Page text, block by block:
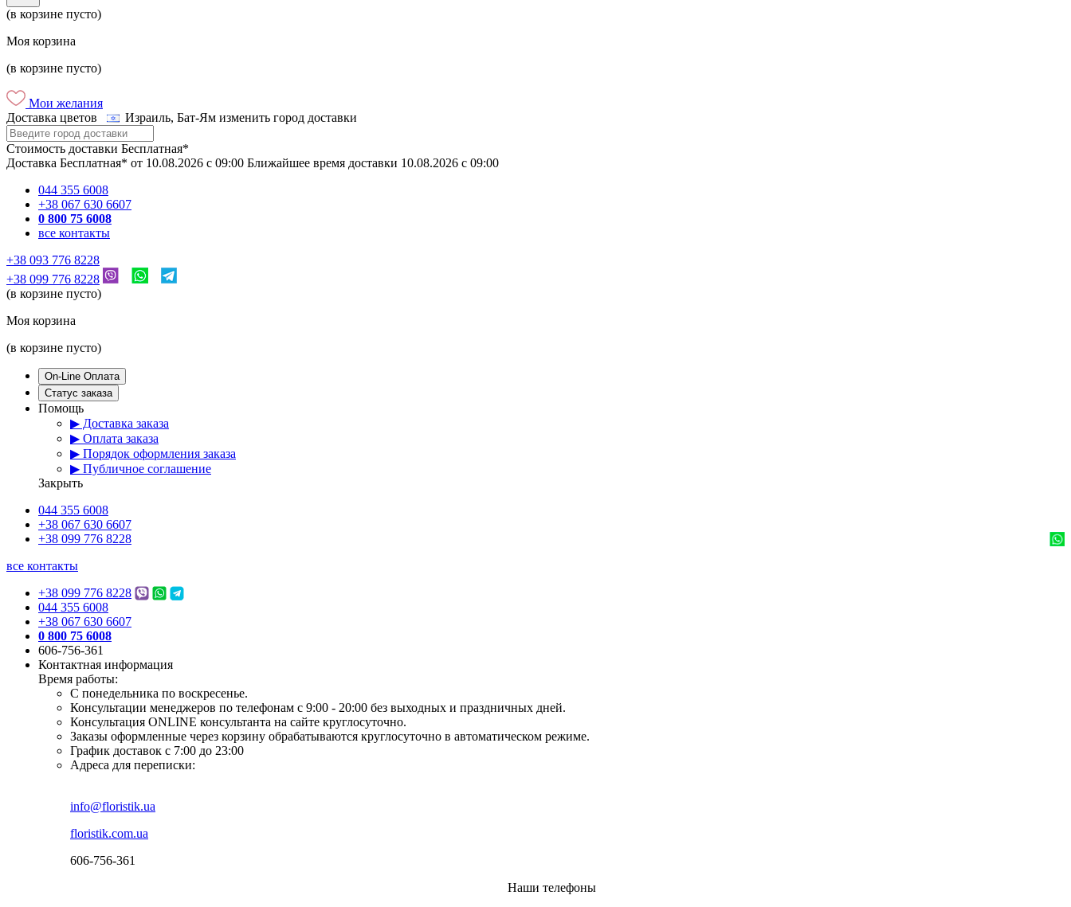
(в корзине пусто)
Моя корзина
(в корзине пусто)
Мои желания
Доставка цветов
Израиль, Бат-Ям изменить город доставки
Стоимость доставки Бесплатная*
Доставка Бесплатная* от 10.08.2026 c 09:00 Ближайшее время доставки 10.08.2026 c 09:00
044 355 6008
+38 067 630 6607
0 800 75 6008
все контакты
+38 093 776 8228
+38 099 776 8228
(в корзине пусто)
Моя корзина
(в корзине пусто)
On-Line Оплата
Статус заказа
Помощь
▶ Доставка заказа
▶ Оплата заказа
▶ Порядок оформления заказа
▶ Публичное соглашение
Закрыть
044 355 6008
+38 067 630 6607
+38 099 776 8228
все контакты
+38 099 776 8228
044 355 6008
+38 067 630 6607
0 800 75 6008
606-756-361
Контактная информация
Время работы:
С понедельника по воскресенье.
Консультации менеджеров по телефонам с 9:00 - 20:00 без выходных и праздничных дней.
Консультация ONLINE консультанта на сайте круглосуточно.
Заказы оформленные через корзину обрабатываются круглосуточно в автоматическом режиме.
График доставок с 7:00 до 23:00
Адреса для переписки:
info@floristik.ua
floristik.com.ua
606-756-361
Наши телефоны